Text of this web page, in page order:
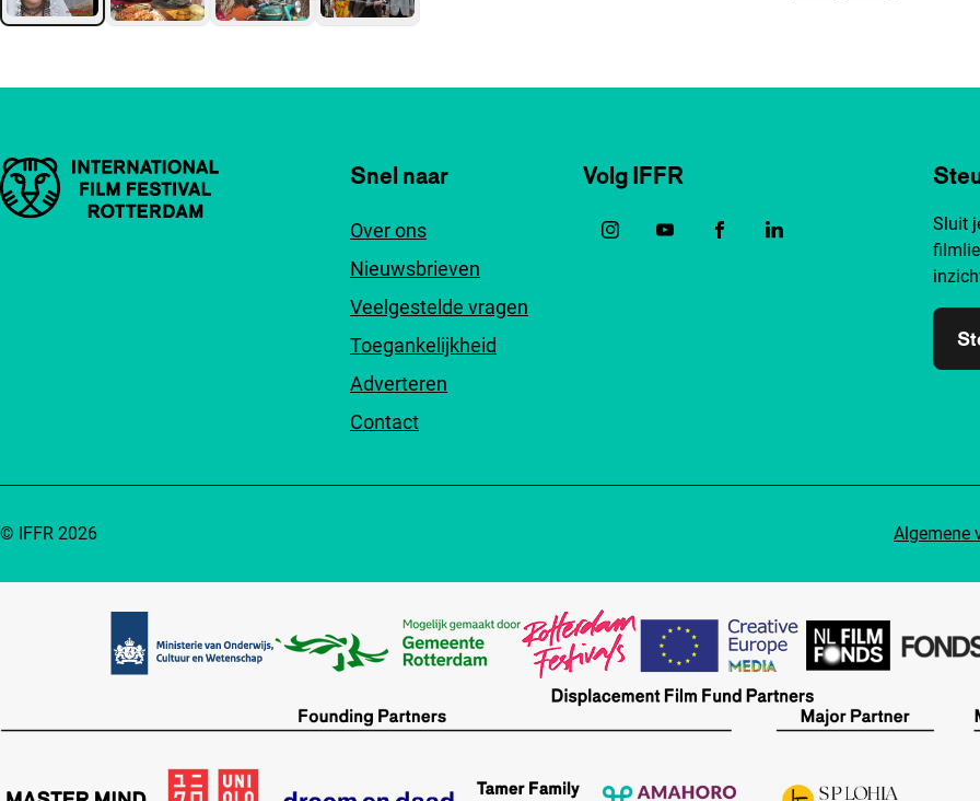
Belangrijke links Snel naar
Over ons
Nieuwsbrieven
Veelgestelde vragen
Toegankelijkheid
Adverteren
Contact
Volg IFFR
Sluit
Algemene
© IFFR 2026